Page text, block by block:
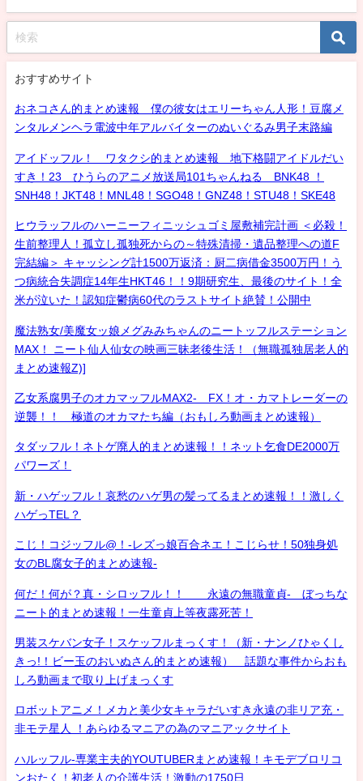
おすすめサイト
おネコさん的まとめ速報 僕の彼女はエリーちゃん人形！豆腐メ
ンタルメンヘラ電波中年アルバイターのぬいぐるみ男子末路編
アイドッフル！ ワタクシ的まとめ速報 地下格闘アイドルだい
すき！23 ひうらのアニメ放送局101ちゃんねる BNK48 ！
SNH48！JKT48！MNL48！SGO48！GNZ48！STU48！SKE48
ヒウラッフルのハーニーフィニッシュゴミ屋敷補完計画 ＜必殺！
生前整理人！孤立し孤独死からの～特殊清掃・遺品整理への道F
完結編＞ キャッシング計1500万返済：厨二病借金3500万円！う
つ病統合失調症14年生HKT46！！9期研究生、最後のサイト！全
米が泣いた！認知症鬱病60代のラストサイト絶賛！公開中
魔法熟女/美魔女ッ娘メグみみちゃんのニートッフルステーション
MAX！ ニート仙人仙女の映画三昧老後生活！（無職孤独居老人的
まとめ速報Z)]
乙女系腐男子のオカマッフルMAX2- FX！オ・カマトレーダーの
逆襲！！ 極道のオカマたち編（おもしろ動画まとめ速報）
タダッフル！ネトゲ廃人的まとめ速報！！ネット乞食DE2000万
パワーズ！
新・ハゲッフル！哀愁のハゲ男の髪ってるまとめ速報！！激しく
ハゲっTEL？
こじ！コジッフル@！-レズっ娘百合ネエ！こじらせ！50独身処
女のBL腐女子的まとめ速報-
何だ！何が？真・シロッフル！！ 永遠の無職童貞- ぼっちな
ニート的まとめ速報！一生童貞上等夜露死苦！
男装スケバン女子！スケッフルまっくす！（新・ナンノひゃくし
きっ!！ビー玉のおいぬさん的まとめ速報） 話題な事件からおも
しろ動画まで取り上げまっくす
ロボットアニメ！メカと美少女キャラだいすき永遠の非リア充・
非モテ星人 ！あらゆるマニアの為のマニアックサイト
ハルッフル-専業主夫的YOUTUBERまとめ速報！キモデブロリコ
ンおたく！初老人の介護生活！激動の1750日